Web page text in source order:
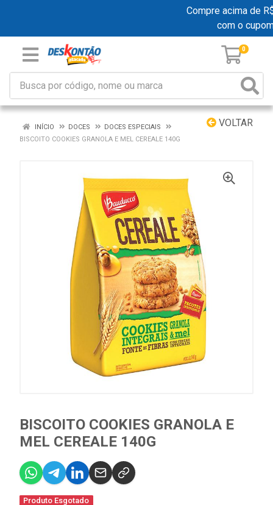
Compre acima de
com o
0
VOLTAR
INÍCIO DOCES
DOCES ESPECIAIS
BISCOITO COOKIES GRANOLA E MEL CEREALE 140G
BISCOITO COOKIES GRANOLA E
MEL CEREALE 140G
Produto Esgotado